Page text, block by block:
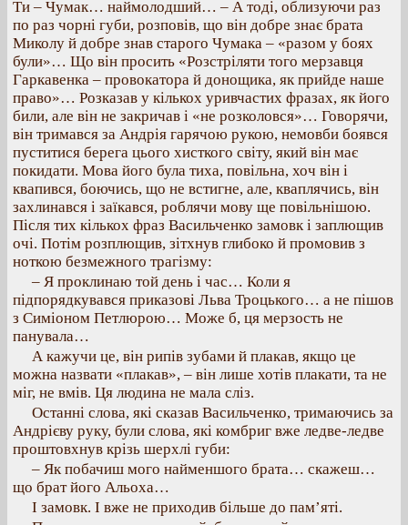
Ти – Чумак… наймолодший… – А тоді, облизуючи раз
по раз чорні губи, розповів, що він добре знає брата
Миколу й добре знав старого Чумака – «разом у боях
були»… Що він просить «Розстріляти того мерзавця
Гаркавенка – провокатора й донощика, як прийде наше
право»… Розказав у кількох уривчастих фразах, як його
били, але він не закричав і «не розколовся»… Говорячи,
він тримався за Андрія гарячою рукою, немовби боявся
пуститися берега цього хисткого світу, який він має
покидати. Мова його була тиха, повільна, хоч він і
квапився, боючись, що не встигне, але, кваплячись, він
захлинався і заїкався, роблячи мову ще повільнішою.
Після тих кількох фраз Васильченко замовк і заплющив
очі. Потім розплющив, зітхнув глибоко й промовив з
ноткою безмежного трагізму:
– Я проклинаю той день і час… Коли я
підпорядкувався приказові Льва Троцького… а не пішов
з Симіоном Петлюрою… Може б, ця мерзость не
панувала…
А кажучи це, він рипів зубами й плакав, якщо це
можна назвати «плакав», – він лише хотів плакати, та не
міг, не вмів. Ця людина не мала сліз.
Останні слова, які сказав Васильченко, тримаючись за
Андрієву руку, були слова, які комбриг вже ледве-ледве
проштовхнув крізь шерхлі губи:
– Як побачиш мого найменшого брата… скажеш…
що брат його Альоха…
І замовк. І вже не приходив більше до пам’яті.